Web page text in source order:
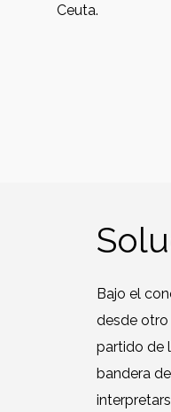
Ceuta.
Bajo el
desde otro
partido de
bandera